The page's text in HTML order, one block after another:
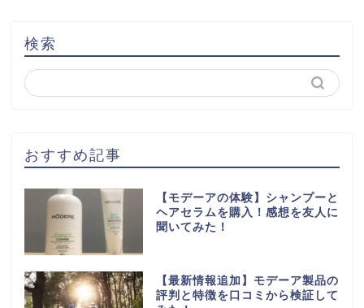
検索
おすすめ記事
【モデーアの体験】シャンプーと
ヘアセラムを購入！感想を友人に
聞いてみた！
【最新情報追加】モデーア製品の
評判と特徴を口コミから検証して